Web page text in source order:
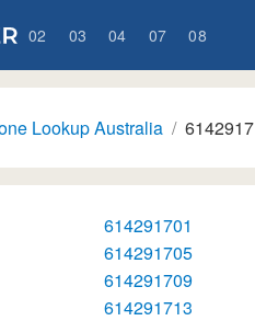
02 03 04 07 08
Lookup Australia 6142917
614291701
614291705
614291709
614291713